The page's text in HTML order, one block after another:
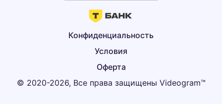
© 2020-2026, Все права защищены Videogram™
Оферта
Условия
Конфиденциальность